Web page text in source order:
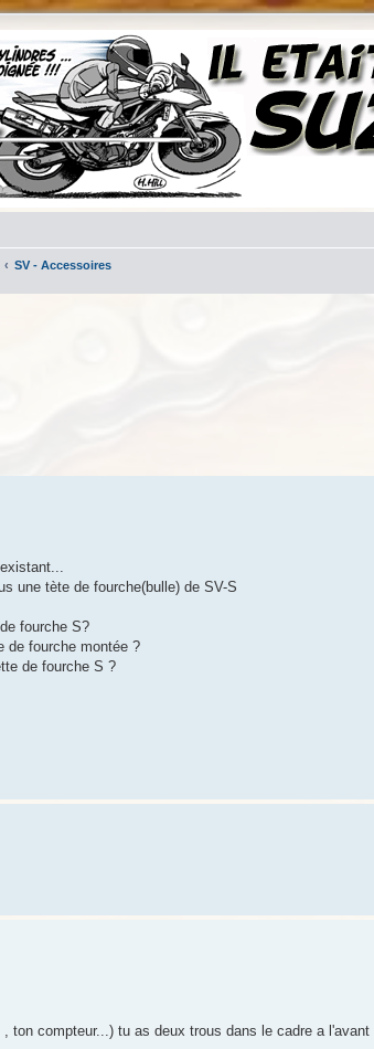
SV - Accessoires
une tète de fourche(bulle) de SV-S
fourche S?
de fourche montée ?
de fourche S ?
ton compteur...) tu as deux trous dans le cadre a